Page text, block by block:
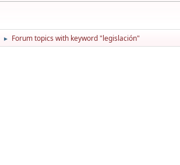
► Forum topics with keyword "legislación"